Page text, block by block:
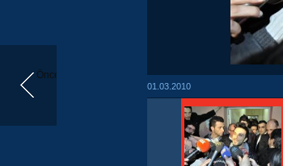
Önceki
01.03.2010